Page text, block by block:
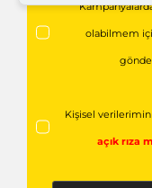
olabilmem
Kişisel
açık rıza